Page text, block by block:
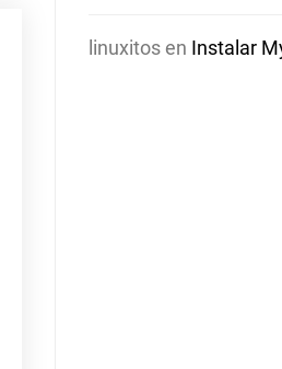
linuxitosen Instalar